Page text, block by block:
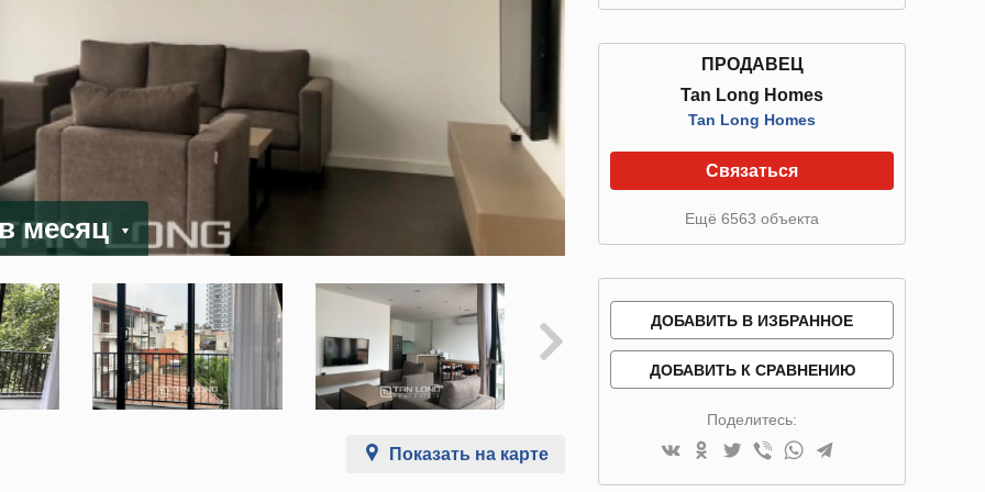
месяц
Показать на карте
ПРОДАВЕЦ
Tan Long Homes
Tan Long Homes
Связаться
Ещё 6563 объекта
ДОБАВИТЬ В ИЗБРАННОЕ
ДОБАВИТЬ К СРАВНЕНИЮ
Поделитесь: